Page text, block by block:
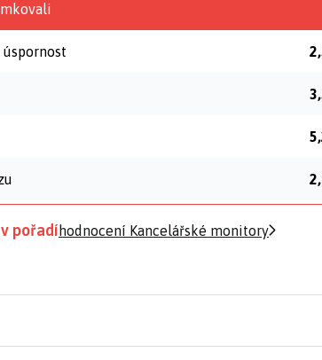
pořadí hodnocení Kancelářské monitory